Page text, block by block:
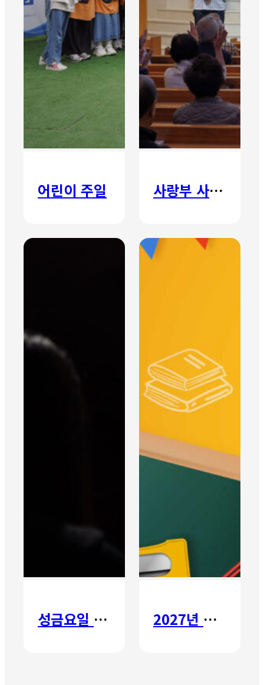
어린이 주일 사랑부 사랑주일
성금요일 칸타타 2027년 갈보리 어학원 유치부 신입생 모집